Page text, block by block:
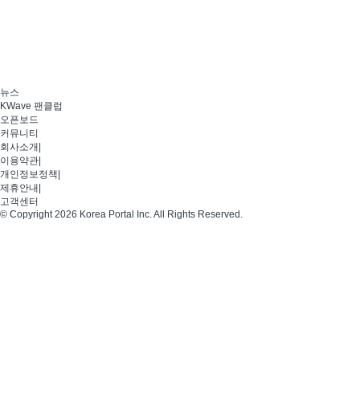
뉴스
KWave 팬클럽
오픈보드
커뮤니티
회사소개
이용약관
개인정보정책
제휴안내
고객센터
© Copyright 2026 Korea Portal Inc. All Rights Reserved.